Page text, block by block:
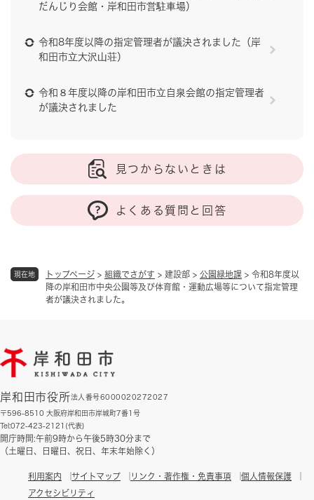
現在地 トップページ > 組織でさがす > 建設部 > 公園緑地課 > 令和8年度以
降の岸和田市中央公園等及び体育館・運動広場等について指定管理
者が議決されました。
だんじり会館・岸和田市営駐車場）
令和8年度以降の指定管理者が議決されました（岸
和田市立大沢山荘）
令和８年度以降の岸和田市立自泉会館の指定管理者
が議決されました
見つからないときは
よくある質問と回答
岸和田市役所法人番号6000020272027
〒596-8510 大阪府岸和田市岸城町7番1号
Tel:072-423-2121(代表)
開庁時間:午前9時から午後5時30分まで
（土曜日、日曜日、祝日、年末年始除く）
利用案内 サイトマップ リンク・著作権・免責事項
個人情報保護
アクセシビリティ